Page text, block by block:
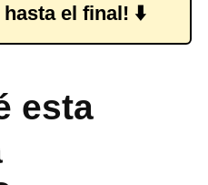
hasta el final! ⬇️
esta